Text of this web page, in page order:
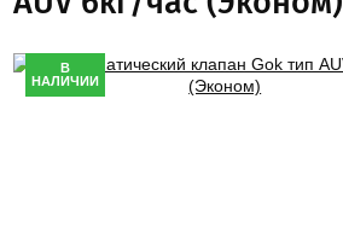
В
НАЛИЧИИ